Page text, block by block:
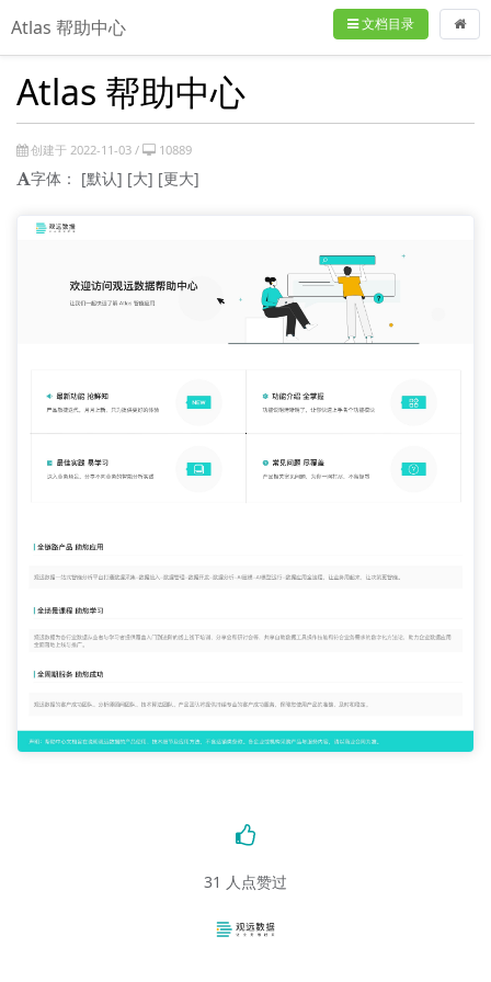
Atlas 帮助中心 文档目录
Atlas 帮助中心
创建于 2022-11-03 / 10889
字体： [默认] [大] [更大]
31 人点赞过